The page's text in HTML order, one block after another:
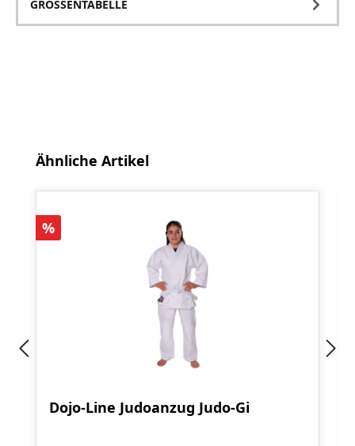
GRÖSSENTABELLE
Produktgalerie überspringen
Ähnliche Artikel
Rabatt
%
Dojo-Line Judoanzug Judo-Gi